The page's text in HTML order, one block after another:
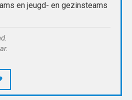
en jeugd- en gezinsteams